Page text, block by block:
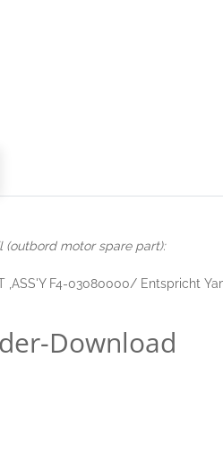
(outbord motor spare part):
,ASS'Y F4-03080000/ Entspricht
Download